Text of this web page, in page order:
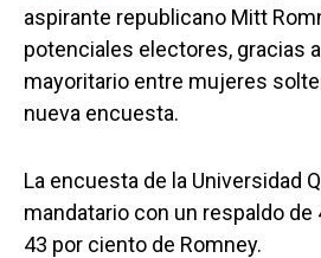
aspirante republicano Mitt
potenciales electores, gracias
mayoritario entre mujeres
nueva encuesta.
La encuesta de la Universidad
mandatario con un respaldo
43 por ciento de Romney.